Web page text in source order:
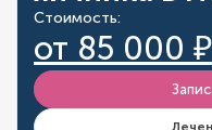
Стоимость:
от 85 000 ₽